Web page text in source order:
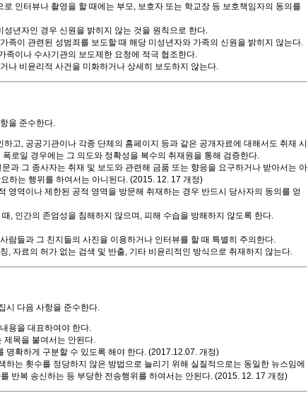
인터뷰나 촬영을 할 때에는 부모, 보호자 또는 학교장 등 보호책임자의 동의를
년자인 경우 신원을 밝히지 않는 것을 원칙으로 한다.
족이 관련된 성범죄를 보도할 때 해당 미성년자와 가족의 신원을 밝히지 않는다.
족이나 수사기관의 보도제한 요청에 적극 협조한다.
나 비윤리적 사건을 미화하거나 상세히 보도하지 않는다.
을 준수한다.
고, 공공기관이나 각종 단체의 홈페이지 등과 같은 공개자료에 대해서도 취재 시
로일 경우에는 그 의도와 정확성을 복수의 취재원을 통해 검증한다.
문과 그 종사자는 취재 및 보도와 관련해 금품 또는 향응을 요구하거나 받아서는 아
하는 행위를 하여서는 아니된다. (2015. 12. 17 개정)
영역이나 제한된 공적 영역을 방문해 취재하는 경우 반드시 당사자의 동의를 얻
, 인간의 존엄성을 침해하지 않으며, 피해 수습을 방해하지 않도록 한다.
람들과 그 친지들의 사진을 이용하거나 인터뷰를 할 때 특별히 주의한다.
, 자료의 허가 없는 검색 및 반출, 기타 비윤리적인 방식으로 취재하지 않는다.
시 다음 사항을 준수한다.
용을 대표하여야 한다.
제목을 붙여서는 안된다.
명확하게 구분할 수 있도록 해야 한다. (2017.12.07. 개정)
하는 횟수를 정당하지 않은 방법으로 늘리기 위해 실질적으로는 동일한 뉴스임에
반복 송신하는 등 부당한 전송행위를 하여서는 안된다. (2015. 12. 17 개정)